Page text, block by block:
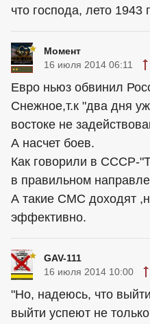
что господа, лето 1943
Момент
16 июля 2014 06:11
Евро ньюз обвинил
Снежное,т.к "два дня
востоке не
А насчет боев.
Как говорили в СССР-
в правильном
А такие СМС доходят
эффективно.
GAV-111
16 июля 2014 10:00
"Но, надеюсь, что
выйти успеют не